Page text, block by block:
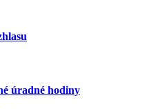
úradné hodiny